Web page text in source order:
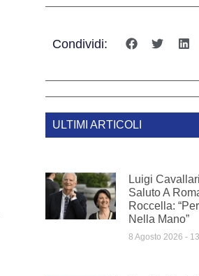
Condividi:
ULTIMI ARTICOLI
Luigi
Saluto A
Roccella:
Nella Mano”
8 Agosto 2026